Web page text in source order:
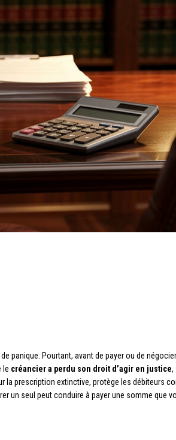
panique. Pourtant, avant de payer ou de
le créancier a perdu son droit d’agir en justice,
la prescription extinctive, protège les débiteurs
un seul peut conduire à payer une somme que